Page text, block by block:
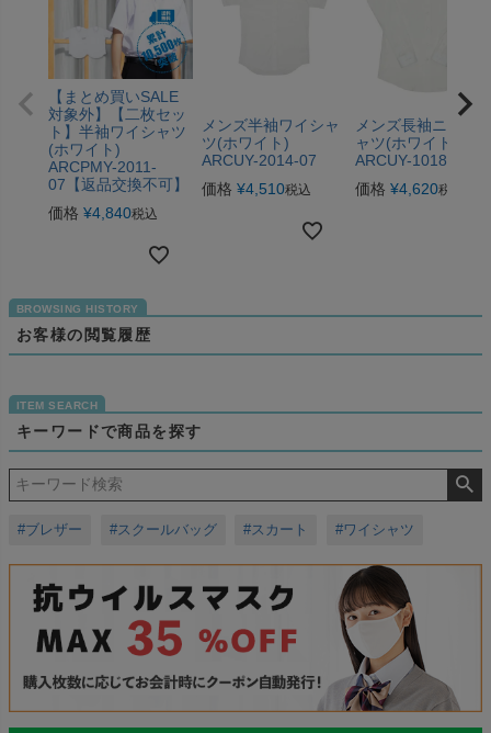
【まとめ買いSALE
対象外】【二枚セッ
ト】半袖ワイシャツ
(ホワイト)
ARCPMY-2011-
07【返品交換不可】
価格 ¥4,840税込
メンズ半袖ワイシャ
ツ(ホワイト)
ARCUY-2014-07
価格 ¥4,510税込
メンズ長袖ニット
ャツ(ホワイト)
ARCUY-1018-07
価格 ¥4,620税込
お客様の閲覧履歴
キーワードで商品を探す
#ブレザー #スクールバッグ #スカート #ワイシャツ